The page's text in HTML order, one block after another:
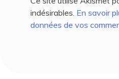
indésirables. En savoir
données de vos